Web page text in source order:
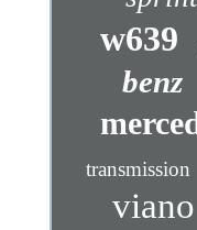
w639
benz
transmission
viano